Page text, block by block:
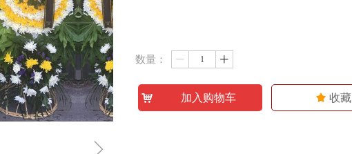
끄 收藏
数量： ꄷ ꄸ
낙 加入购物车